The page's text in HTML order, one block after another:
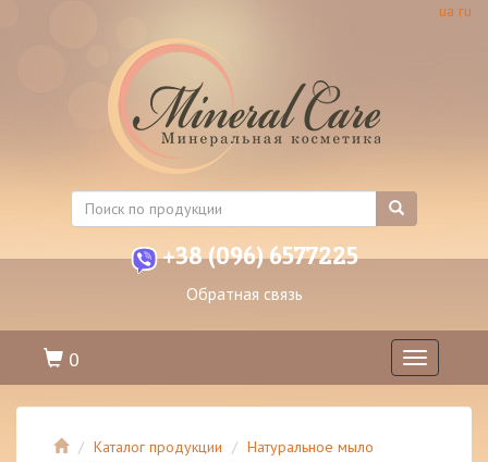
ua ru
+38 (096) 6577225
Обратная связь
Toggle
navigation
0
Каталог продукции
Натуральное мыло